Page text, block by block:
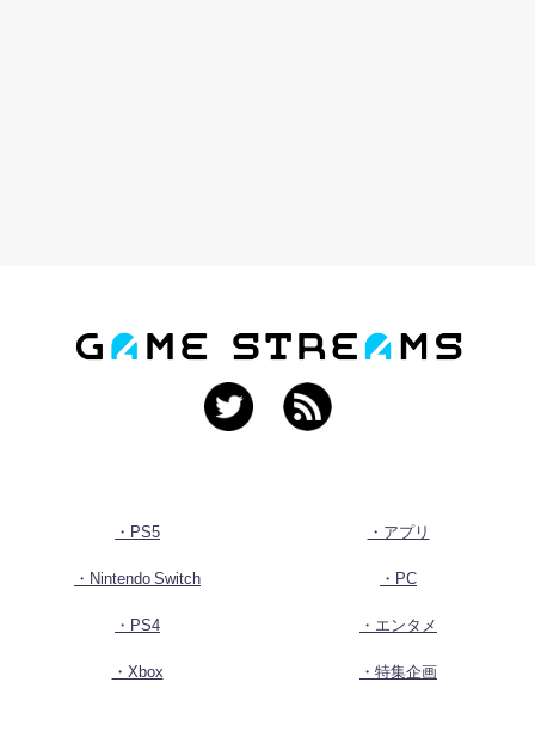
・PS5
・Nintendo Switch
・PS4
・Xbox
・アプリ
・PC
・エンタメ
・特集企画